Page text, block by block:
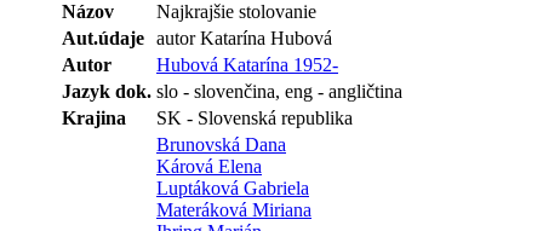
Názov
Najkrajšie stolovanie
Aut.údaje autor Katarína Hubová
Autor
Hubová Katarína 1952-
Jazyk dok. slo - slovenčina, eng - angličtina
Krajina
SK - Slovenská republika
Brunovská Dana
Kárová Elena
Luptáková Gabriela
Materáková Miriana